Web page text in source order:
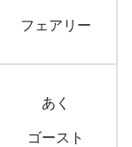
フェアリー
あく
ゴースト